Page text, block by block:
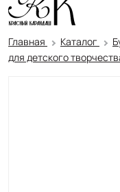
Главная Каталог
для детского